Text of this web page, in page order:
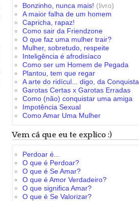
Bonzinho, nunca mais! (livro)
A maior falha de um homem
Capricha, rapaz!
Como sair da Friendzone
O que faz uma mulher trair?
Mulher, sobretudo, respeite
Inteligência é afrodisíaco
Como ser um Homem de Pegada
Plantou, tem que regar
A arte do ridícul... digo, da Conquista
Garotas Certas x Garotas Erradas
Como (não) conquistar uma amiga
Impotência Sexual
Como Amar Uma Mulher
Vem cá que eu te explico :)
Perdoar é...
O que é Perdoar?
O que é Se Amar?
O que é Amor Verdadeiro?
O que significa Amar?
O que é Se Valorizar?